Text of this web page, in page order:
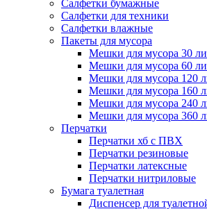
Салфетки бумажные
Салфетки для техники
Салфетки влажные
Пакеты для мусора
Мешки для мусора 30
Мешки для мусора 60
Мешки для мусора 120
Мешки для мусора 160
Мешки для мусора 240
Мешки для мусора 360
Перчатки
Перчатки хб с ПВХ
Перчатки резиновые
Перчатки латексные
Перчатки нитриловые
Бумага туалетная
Диспенсер для